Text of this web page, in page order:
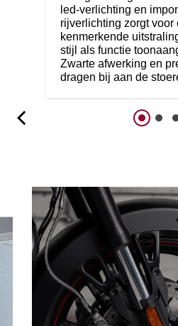
led-verlichting en
rijverlichting zorgt voor
kenmerkende
stijl als functie
Zwarte afwerking en
dragen bij aan de